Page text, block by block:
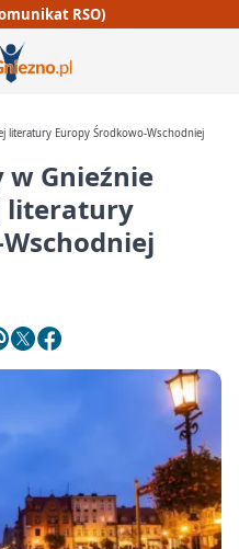
RSO)
literatury Europy Środkowo-Wschodniej
w Gnieźnie
literatury